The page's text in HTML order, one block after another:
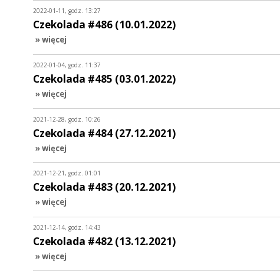
2022-01-11, godz. 13:27
Czekolada #486 (10.01.2022)
» więcej
2022-01-04, godz. 11:37
Czekolada #485 (03.01.2022)
» więcej
2021-12-28, godz. 10:26
Czekolada #484 (27.12.2021)
» więcej
2021-12-21, godz. 01:01
Czekolada #483 (20.12.2021)
» więcej
2021-12-14, godz. 14:43
Czekolada #482 (13.12.2021)
» więcej